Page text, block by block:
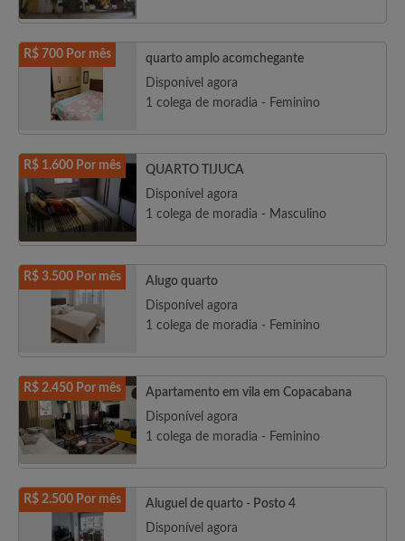
R$ 700 Por mês
quarto amplo acomchegante
Disponível agora
1 colega de moradia - Feminino
R$ 1.600 Por mês
QUARTO TIJUCA
Disponível agora
1 colega de moradia - Masculino
R$ 3.500 Por mês
Alugo quarto
Disponível agora
1 colega de moradia - Feminino
R$ 2.450 Por mês
Apartamento em vila em Copacabana
Disponível agora
1 colega de moradia - Feminino
R$ 2.500 Por mês
Aluguel de quarto - Posto 4
Disponível agora